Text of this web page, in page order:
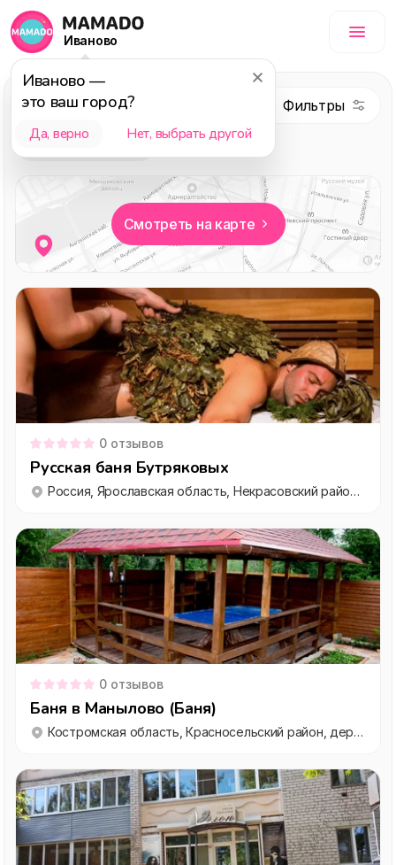
Иваново
Иваново —
это ваш город?
Да, верно Нет, выбрать другой
Красота
Выбор редакции
Смотреть на карте
0 отзывов
Русская баня Бутряковых
Россия, Ярославская область, Некрасовский район, рабочий посёлок Бурмакино, Зелёная улица, 19
0 отзывов
Баня в Манылово (Баня)
Костромская область, Красносельский район, деревня Манылово